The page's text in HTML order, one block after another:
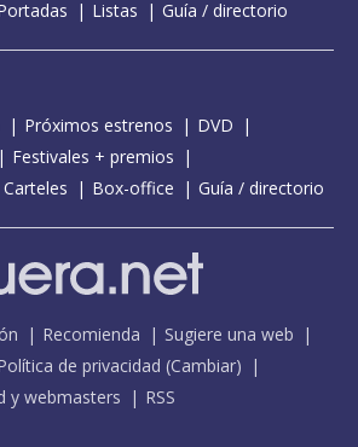
Listas Guía / directorio
Próximos estrenos
DVD
Festivales + premios
Carteles Box-office Guía / directorio
Recomienda
Sugiere una web
de privacidad (Cambiar)
y webmasters RSS